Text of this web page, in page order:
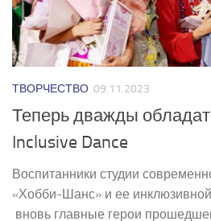
ТВОРЧЕСТВО 09.11.2023
Теперь дважды
Inclusive Dance
Воспитанники студии
«Хобби-­Шанс» и ее инклюзивной
вновь главные герои